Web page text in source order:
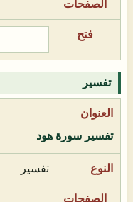
تفسير
تفسير سورة هود
تفسير